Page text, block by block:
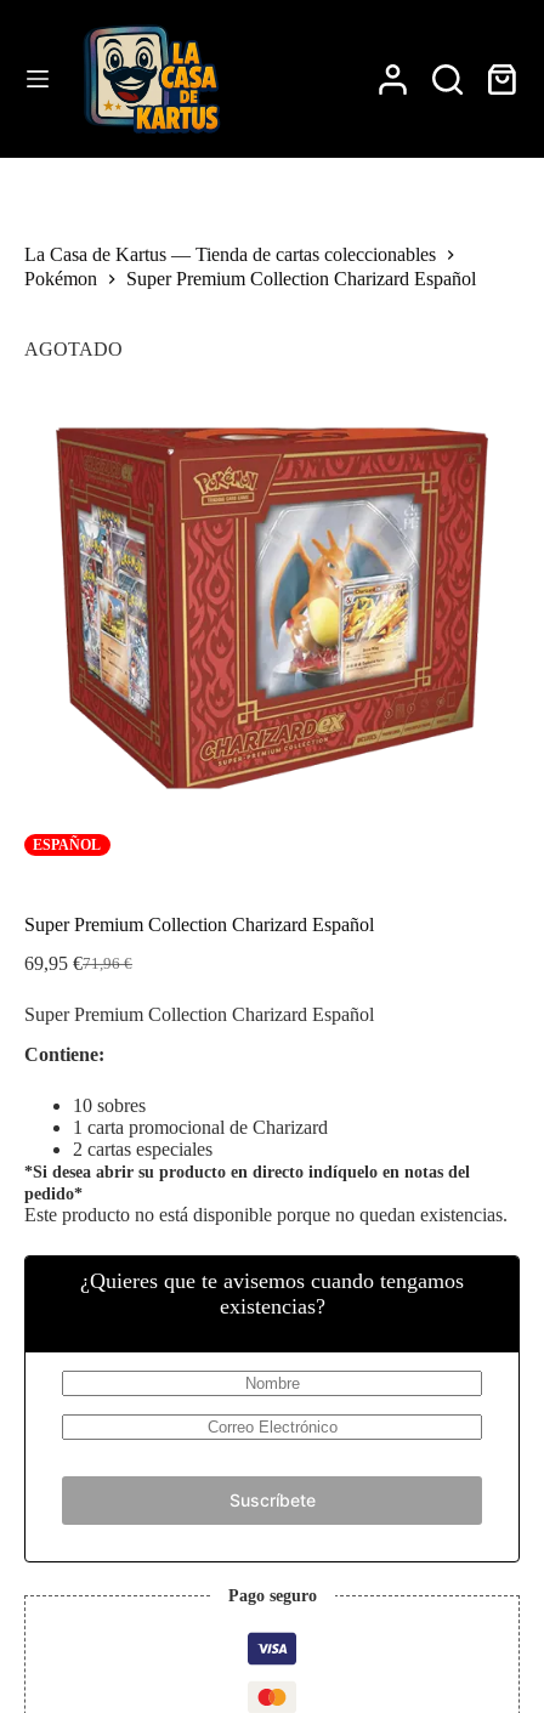
Carro
La Casa de Kartus — Tienda de cartas coleccionables
Pokémon
Super Premium Collection Charizard Español
AGOTADO
ESPAÑOL
Super Premium Collection Charizard Español
71,96€
El
original
71,96 €.
69,95 €El
actual
69,95 €.
Super Premium Collection Charizard Español
Contiene:
10 sobres
1 carta promocional de Charizard
2 cartas especiales
*Si desea abrir su producto en directo indíquelo en notas del
pedido*
Este producto no está disponible porque no quedan existencias.
¿Quieres que te avisemos cuando tengamos
existencias?
Suscríbete
Pago seguro